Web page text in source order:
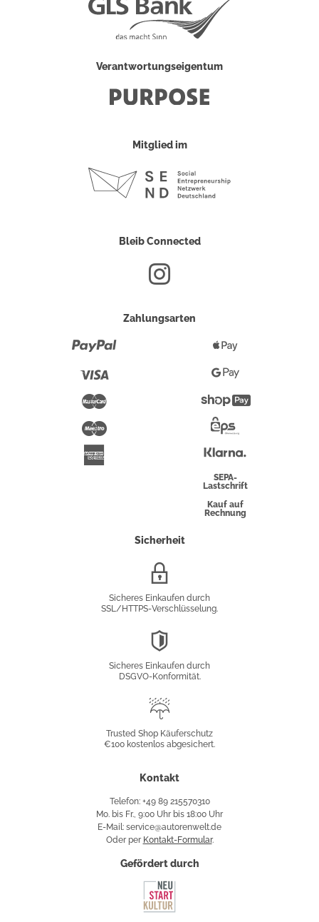
Verantwortungseigentum
Mitglied im
Bleib Connected
Zahlungsarten
Maestro
Pay
Google
Pay
Überweisung
SEPA-
Lastschrift
Kauf auf
Rechnung
Sicherheit
Sicheres Einkaufen durch
SSL/HTTPS-Verschlüsselung.
Sicheres Einkaufen durch
DSGVO-Konformität.
Käuferschutz
Trusted Shop Käuferschutz
€100 kostenlos abgesichert.
Kontakt
Telefon: +49 89 215570310
Mo. bis Fr., 9:00 Uhr bis 18:00 Uhr
E-Mail: service@autorenwelt.de
Oder per Kontakt-Formular.
Gefördert durch